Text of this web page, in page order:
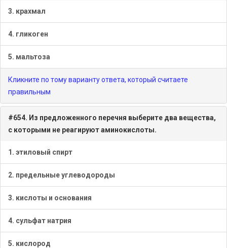
3. крахмал
4. гликоген
5. мальтоза
Кликните по тому варианту ответа, который считаете
правильным
#654. Из предложенного перечня выберите два вещества,
с которыми не реагируют аминокислоты.
1. этиловый спирт
2. предельные углеводороды
3. кислоты и основания
4. сульфат натрия
5. кислород